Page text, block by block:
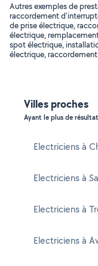
Autres exemples de
raccordement
de prise électrique,
électrique,
spot électrique,
électrique,
Villes proches
Ayant le plus de
Electriciens à
Electriciens à
Electriciens à
Electriciens à